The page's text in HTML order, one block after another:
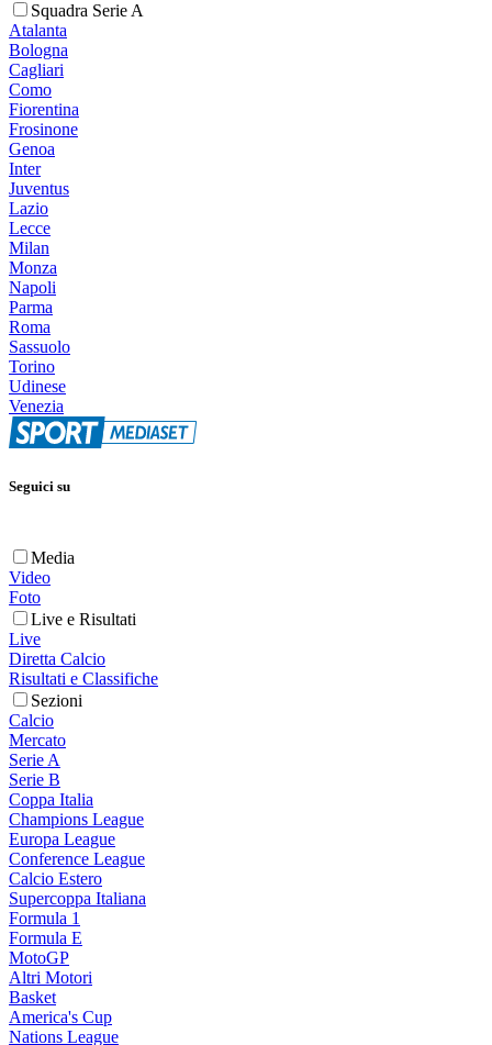
Squadra Serie A
Atalanta
Bologna
Cagliari
Como
Fiorentina
Frosinone
Genoa
Inter
Juventus
Lazio
Lecce
Milan
Monza
Napoli
Parma
Roma
Sassuolo
Torino
Udinese
Venezia
Seguici su
Media
Video
Foto
Live e Risultati
Live
Diretta Calcio
Risultati e Classifiche
Sezioni
Calcio
Mercato
Serie A
Serie B
Coppa Italia
Champions League
Europa League
Conference League
Calcio Estero
Supercoppa Italiana
Formula 1
Formula E
MotoGP
Altri Motori
Basket
America's Cup
Nations League